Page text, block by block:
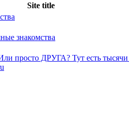
Site title
знакомства
просто ДРУГА? Тут есть тысячи